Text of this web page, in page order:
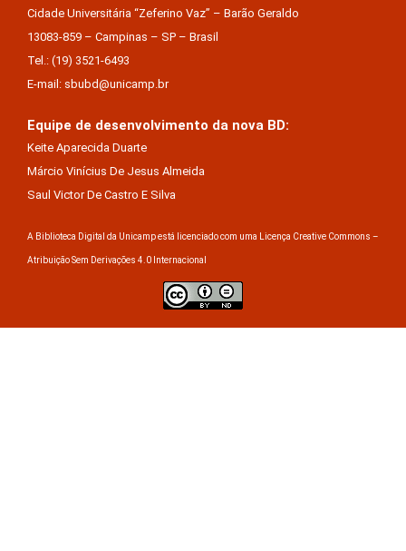
Cidade Universitária “Zeferino Vaz” – Barão Geraldo
13083-859 – Campinas – SP – Brasil
Tel.: (19) 3521-6493
E-mail: sbubd@unicamp.br
Equipe de desenvolvimento da nova BD:
Keite Aparecida Duarte
Márcio Vinícius De Jesus Almeida
Saul Victor De Castro E Silva
A Biblioteca Digital da Unicamp está licenciado com uma Licença Creative Commons –
Atribuição Sem Derivações 4.0 Internacional